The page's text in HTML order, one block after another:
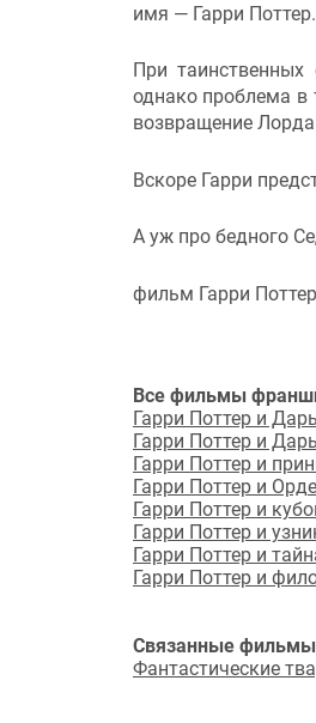
имя — Гарри
При таинственных
однако проблема в
возвращение
Вскоре Гарри
А уж про бедного
фильм Гарри
Все фильмы
Гарри Поттер и
Гарри Поттер и
Гарри Поттер и
Гарри Поттер и
Гарри Поттер и
Гарри Поттер и
Гарри Поттер и
Гарри Поттер и
Связанные
Фантастические